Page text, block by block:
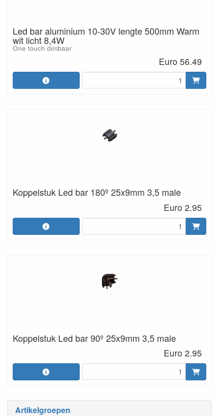
Artikelgroepen
Led bar aluminium 10-30V lengte 500mm Warm
wit licht 8,4W
One touch dimbaar
Euro 56.49
Koppelstuk Led bar 180º 25x9mm 3,5 male
Euro 2.95
Koppelstuk Led bar 90º 25x9mm 3,5 male
Euro 2.95